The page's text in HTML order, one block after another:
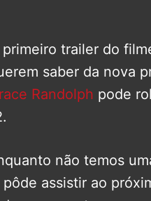
primeiro trailer do
saber da nova
Randolph pode
não temos
pôde assistir ao